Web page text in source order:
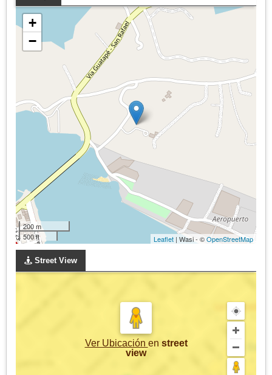
+
−
200 m
500 ft
Leaflet | Wasi - ©OpenStreetMap
Street View
Ver Ubicación en street
view